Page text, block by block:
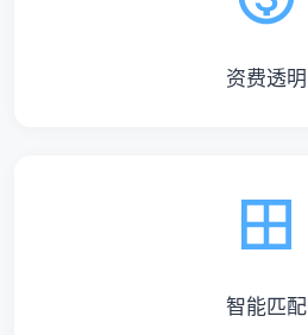
资费透明
智能匹配